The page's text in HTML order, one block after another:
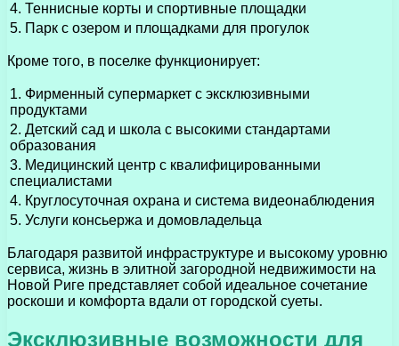
4. Теннисные корты и спортивные площадки
5. Парк с озером и площадками для прогулок
Кроме того, в поселке функционирует:
1. Фирменный супермаркет с эксклюзивными
продуктами
2. Детский сад и школа с высокими стандартами
образования
3. Медицинский центр с квалифицированными
специалистами
4. Круглосуточная охрана и система видеонаблюдения
5. Услуги консьержа и домовладельца
Благодаря развитой инфраструктуре и высокому уровню
сервиса, жизнь в элитной загородной недвижимости на
Новой Риге представляет собой идеальное сочетание
роскоши и комфорта вдали от городской суеты.
Эксклюзивные возможности для